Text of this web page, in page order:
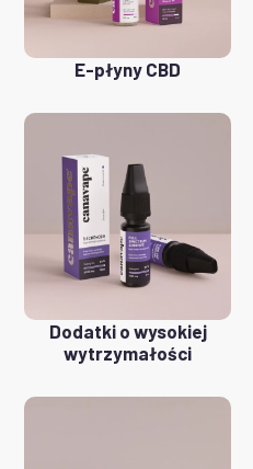
E-płyny CBD
Dodatki o wysokiej
wytrzymałości